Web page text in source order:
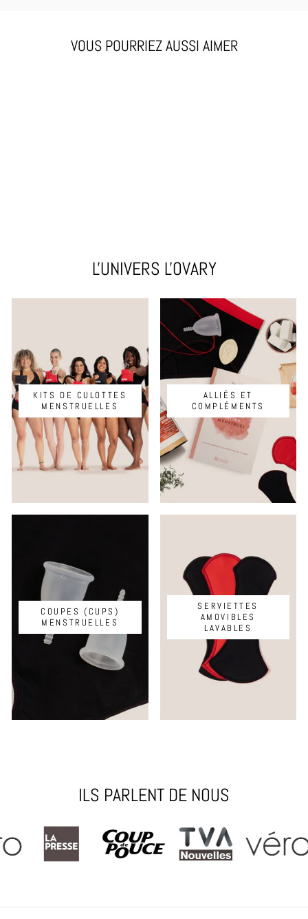
VOUS POURRIEZ AUSSI AIMER
L'UNIVERS L'OVARY
KITS DE CULOTTES
MENSTRUELLES
ALLIÉS ET
COMPLÉMENTS
COUPES (CUPS)
MENSTRUELLES
SERVIETTES
AMOVIBLES
LAVABLES
ILS PARLENT DE NOUS